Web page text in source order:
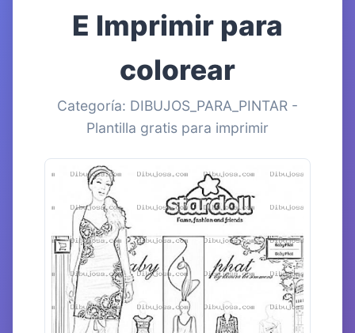
E Imprimir para
colorear
Categoría: DIBUJOS_PARA_PINTAR -
Plantilla gratis para imprimir